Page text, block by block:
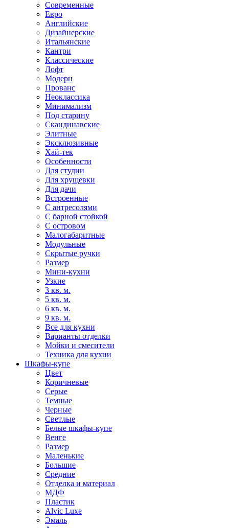
Современные
Евро
Английские
Дизайнерские
Итальянские
Кантри
Классические
Лофт
Модерн
Прованс
Неоклассика
Минимализм
Под старину
Скандинавские
Элитные
Эксклюзивные
Хай-тек
Особенности
Для студии
Для хрущевки
Для дачи
Встроенные
С антресолями
С барной стойкой
С островом
Малогабаритные
Модульные
Скрытые ручки
Размер
Мини-кухни
Узкие
3 кв. м.
5 кв. м.
6 кв. м.
9 кв. м.
Все для кухни
Варианты отделки
Мойки и смесители
Техника для кухни
Шкафы-купе
Цвет
Коричневые
Серые
Темные
Черные
Светлые
Белые шкафы-купе
Венге
Размер
Маленькие
Большие
Средние
Отделка и материал
МДФ
Пластик
Alvic Luxe
Эмаль